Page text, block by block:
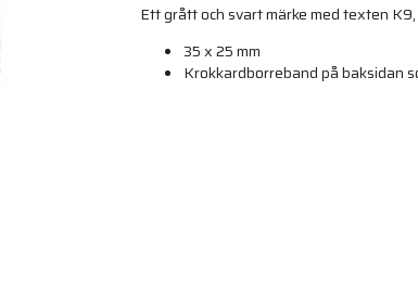
Ett grått och svart märke med texten
35 x 25 mm
Krokkardborreband på baksidan